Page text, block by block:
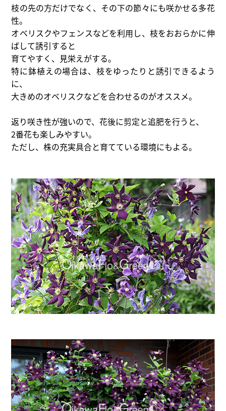
枝の先の方だけでなく、その下の節々にも咲かせる多花
性。
オベリスクやフェンスなどを利用し、枝をおおらかに伸
ばして誘引すると
育てやすく、見栄えがする。
特に鉢植えの場合は、枝をゆったりと誘引できるよう
に、
大きめのオベリスクなどを合わせるのがオススメ。
返り咲き性が強いので、花後に剪定と追肥を行うと、
2番花も楽しみやすい。
ただし、株の充実具合と育てている環境にもよる。